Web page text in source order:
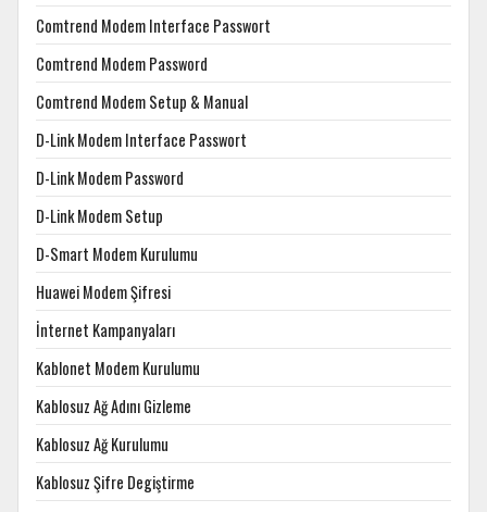
Comtrend Modem Interface Passwort
Comtrend Modem Password
Comtrend Modem Setup & Manual
D-Link Modem Interface Passwort
D-Link Modem Password
D-Link Modem Setup
D-Smart Modem Kurulumu
Huawei Modem Şifresi
İnternet Kampanyaları
Kablonet Modem Kurulumu
Kablosuz Ağ Adını Gizleme
Kablosuz Ağ Kurulumu
Kablosuz Şifre Degiştirme